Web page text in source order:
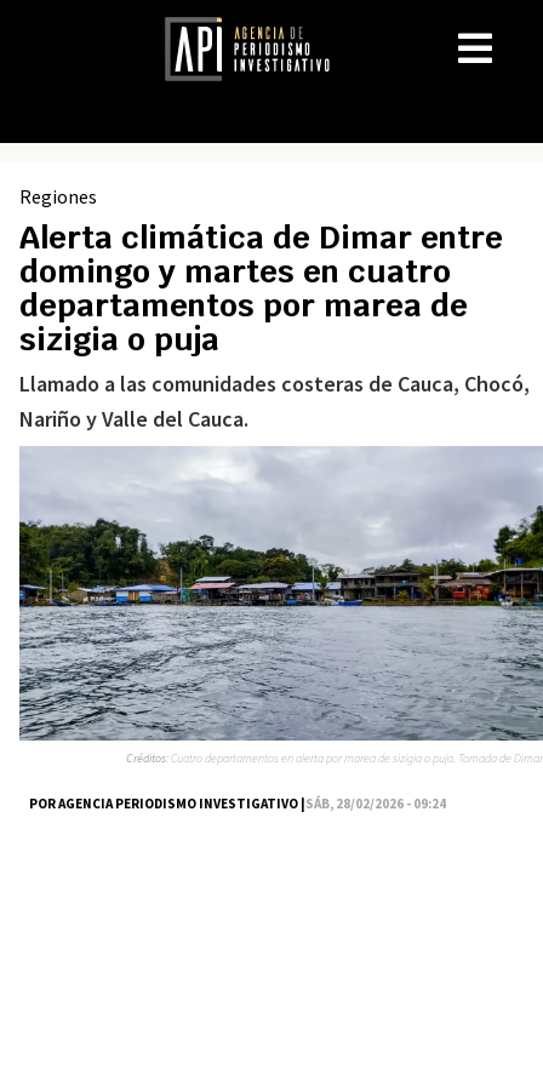
Regiones
Alerta climática de Dimar entre
domingo y martes en cuatro
departamentos por marea de
sizigia o puja
Llamado a las comunidades costeras de Cauca, Chocó,
Nariño y Valle del Cauca.
POR AGENCIA PERIODISMO INVESTIGATIVO |SÁB, 28/02/2026 - 09:24
Créditos:Cuatro departamentos en alerta por marea de sizigia o puja. Tomada de Dimar